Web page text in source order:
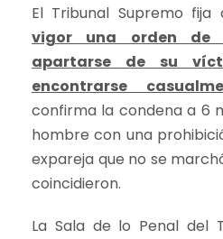
El Tribunal Supremo fija
vigor una orden de
apartarse de su
encontrarse
confirma la condena a 6
hombre con una
expareja que no se
coincidieron.
La Sala de lo Penal del